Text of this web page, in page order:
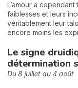
L’amour a
faiblesses et leurs
véritablement leur
encore moins les
Le signe
détermination
Du 8 juillet au 4 août